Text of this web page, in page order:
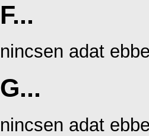
F...
nincsen adat
G...
nincsen adat